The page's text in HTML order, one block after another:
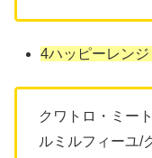
4ハッピーレン
クワトロ・ミー
ルミルフィーユ/